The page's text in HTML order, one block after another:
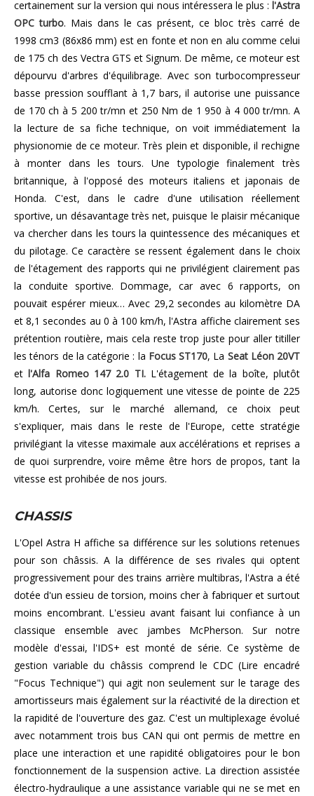
certainement sur la version qui nous intéressera le plus : l'Astra
OPC turbo. Mais dans le cas présent, ce bloc très carré de
1998 cm3 (86x86 mm) est en fonte et non en alu comme celui
de 175 ch des Vectra GTS et Signum. De même, ce moteur est
dépourvu d'arbres d'équilibrage. Avec son turbocompresseur
basse pression soufflant à 1,7 bars, il autorise une puissance
de 170 ch à 5 200 tr/mn et 250 Nm de 1 950 à 4 000 tr/mn. A
la lecture de sa fiche technique, on voit immédiatement la
physionomie de ce moteur. Très plein et disponible, il rechigne
à monter dans les tours. Une typologie finalement très
britannique, à l'opposé des moteurs italiens et japonais de
Honda. C'est, dans le cadre d'une utilisation réellement
sportive, un désavantage très net, puisque le plaisir mécanique
va chercher dans les tours la quintessence des mécaniques et
du pilotage. Ce caractère se ressent également dans le choix
de l'étagement des rapports qui ne privilégient clairement pas
la conduite sportive. Dommage, car avec 6 rapports, on
pouvait espérer mieux… Avec 29,2 secondes au kilomètre DA
et 8,1 secondes au 0 à 100 km/h, l'Astra affiche clairement ses
prétention routière, mais cela reste trop juste pour aller titiller
les ténors de la catégorie : la Focus ST170, La Seat Léon 20VT
etl'Alfa Romeo 147 2.0 TI.L'étagement de la boîte, plutôt
long, autorise donc logiquement une vitesse de pointe de 225
km/h. Certes, sur le marché allemand, ce choix peut
s'expliquer, mais dans le reste de l'Europe, cette stratégie
privilégiant la vitesse maximale aux accélérations et reprises a
de quoi surprendre, voire même être hors de propos, tant la
vitesse est prohibée de nos jours.
CHASSIS
L'Opel Astra H affiche sa différence sur les solutions retenues
pour son châssis. A la différence de ses rivales qui optent
progressivement pour des trains arrière multibras, l'Astra a été
dotée d'un essieu de torsion, moins cher à fabriquer et surtout
moins encombrant. L'essieu avant faisant lui confiance à un
classique ensemble avec jambes McPherson. Sur notre
modèle d'essai, l'IDS+ est monté de série. Ce système de
gestion variable du châssis comprend le CDC (Lire encadré
"Focus Technique") qui agit non seulement sur le tarage des
amortisseurs mais également sur la réactivité de la direction et
la rapidité de l'ouverture des gaz. C'est un multiplexage évolué
avec notamment trois bus CAN qui ont permis de mettre en
place une interaction et une rapidité obligatoires pour le bon
fonctionnement de la suspension active. La direction assistée
électro-hydraulique a une assistance variable qui ne se met en